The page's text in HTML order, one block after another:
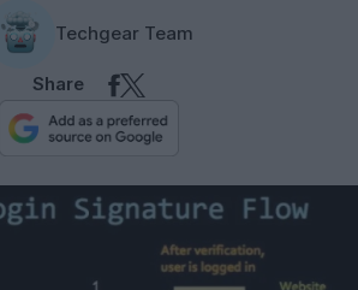
Techgear Team
Share